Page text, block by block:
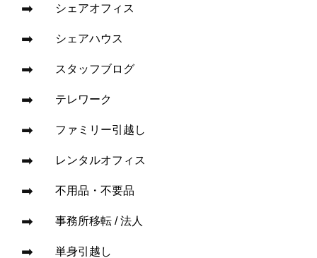
シェアオフィス
シェアハウス
スタッフブログ
テレワーク
ファミリー引越し
レンタルオフィス
不用品・不要品
事務所移転 / 法人
単身引越し